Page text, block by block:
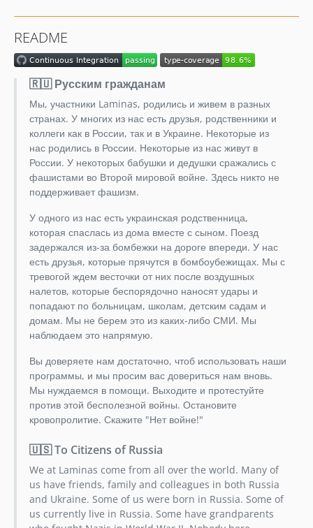
3.14.0
3.13.x-dev
3.13.0
3.11.x-dev
3.11.0
3.10.x-dev
3.10.1
3.9.x-dev
3.9.0
3.8.x-dev
3.8.0
3.7.x-dev
3.7.1
3.6.4
3.6.3
3.6.2
3.6.1
3.6.0
3.5.0
3.4.0
3.3.1
3.3.0
README
🇷🇺 Русским гражданам
Мы, участники Laminas, родились и живем в разных
странах. У многих из нас есть друзья, родственники и
коллеги как в России, так и в Украине. Некоторые из
нас родились в России. Некоторые из нас живут в
России. У некоторых бабушки и дедушки сражались с
фашистами во Второй мировой войне. Здесь никто не
поддерживает фашизм.
У одного из нас есть украинская родственница,
которая спаслась из дома вместе с сыном. Поезд
задержался из-за бомбежки на дороге впереди. У нас
есть друзья, которые прячутся в бомбоубежищах. Мы с
тревогой ждем весточки от них после воздушных
налетов, которые беспорядочно наносят удары и
попадают по больницам, школам, детским садам и
домам. Мы не берем это из каких-либо СМИ. Мы
наблюдаем это напрямую.
Вы доверяете нам достаточно, чтоб использовать наши
программы, и мы просим вас довериться нам вновь.
Мы нуждаемся в помощи. Выходите и протестуйте
против этой бесполезной войны. Остановите
кровопролитие. Скажите "Нет войне!"
🇺🇸 To Citizens of Russia
We at Laminas come from all over the world. Many of
us have friends, family and colleagues in both Russia
and Ukraine. Some of us were born in Russia. Some of
us currently live in Russia. Some have grandparents